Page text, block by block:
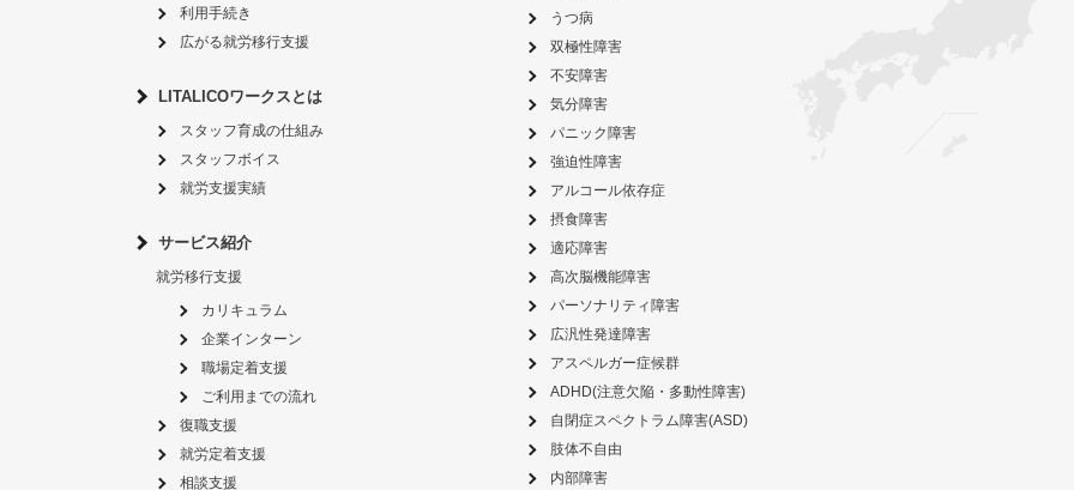
利用手続き
広がる就労移行支援
LITALICOワークスとは
スタッフ育成の仕組み
スタッフボイス
就労支援実績
サービス紹介
就労移行支援
カリキュラム
企業インターン
職場定着支援
ご利用までの流れ
復職支援
就労定着支援
相談支援
うつ病
双極性障害
不安障害
気分障害
パニック障害
強迫性障害
アルコール依存症
摂食障害
適応障害
高次脳機能障害
パーソナリティ障害
広汎性発達障害
アスペルガー症候群
ADHD(注意欠陥・多動性障害)
自閉症スペクトラム障害(ASD)
肢体不自由
内部障害